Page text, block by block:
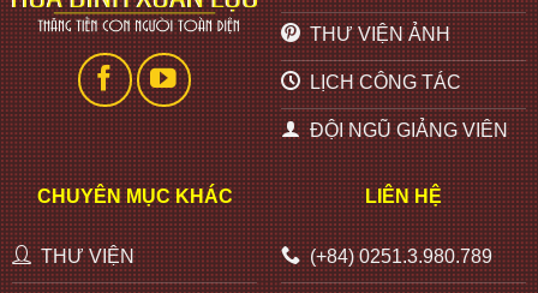
THƯ VIỆN ẢNH
LỊCH CÔNG TÁC
ĐỘI NGŨ GIẢNG VIÊN
CHUYÊN MỤC KHÁC
THƯ VIỆN
LIÊN HỆ
(+84) 0251.3.980.789